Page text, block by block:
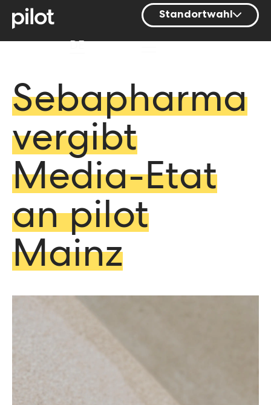
Standortwahl
Berlin
München
Zürich
Sebapharma
vergibt
Media-Etat
an pilot
Mainz